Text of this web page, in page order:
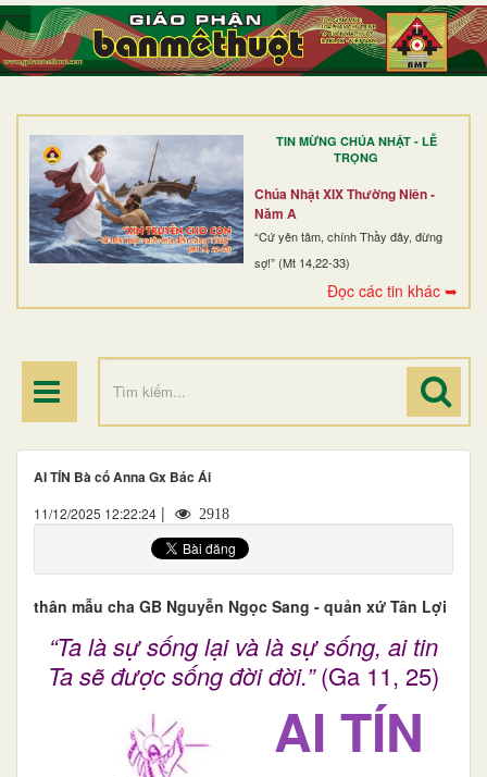
TIN MỪNG CHÚA NHẬT - LỄ
TRỌNG
Chúa Nhật XIX Thường Niên -
Năm A
“Cứ yên tâm, chính Thầy đây, đừng
sợ!” (Mt 14,22-33)
Đọc các tin khác ➥
TRANG NHẤT
GIỚI THIỆU
DÒNG TU
BAN MỤC VỤ
ĐOÀN THỂ CG
AI TÍN Bà cố Anna Gx Bác Ái
11/12/2025 12:22:24 | 2918
thân mẫu cha GB Nguyễn Ngọc Sang - quản xứ Tân Lợi
“Ta là sự sống lại và là sự sống, ai tin
Ta sẽ được sống đời đời.”(Ga 11, 25)
AI TÍN